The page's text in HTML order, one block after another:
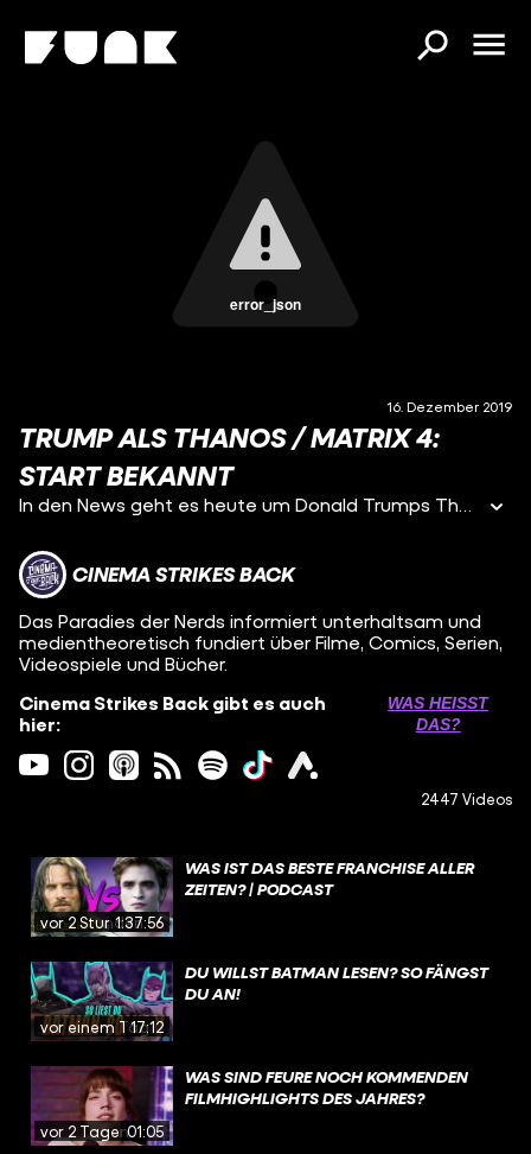
error_json
16. Dezember 2019
TRUMP ALS THANOS / MATRIX 4:
START BEKANNT
In den News geht es heute um Donald Trumps Thanos-Meme, dass in den USA gerade für Furore sorgt. Außerdem wurde der Start für MATRIX 4 bekannt gegeben.
CINEMA STRIKES BACK
Das Paradies der Nerds informiert unterhaltsam und
medientheoretisch fundiert über Filme, Comics, Serien,
Videospiele und Bücher.
Cinema Strikes Back gibt es auch
hier:
WAS HEISST D
AS?
2447 Videos
vor 2 Stunden
1:37:56
WAS IST DAS BESTE FRANCHISE ALLER
ZEITEN? | PODCAST
vor einem Tag17:12
DU WILLST BATMAN LESEN? SO FÄNGST
DU AN!
vor 2 Tagen01:05
WAS SIND FEURE NOCH KOMMENDEN
FILMHIGHLIGHTS DES JAHRES?